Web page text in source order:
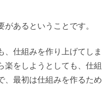
あるということです。
、仕組みを作り上げてしま
楽をしようとしても、仕組
、最初は仕組みを作るため